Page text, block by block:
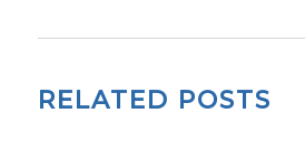
RELATED POSTS